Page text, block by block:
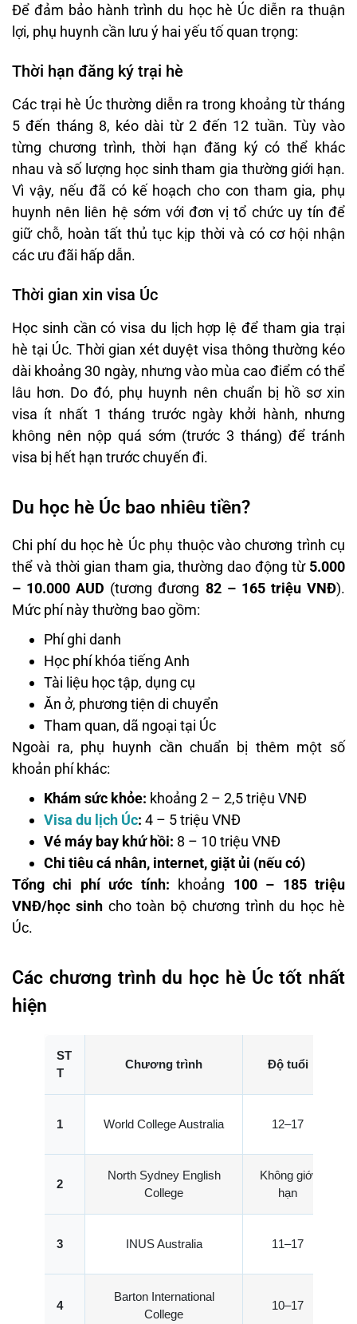
Để đảm bảo hành trình du học hè Úc diễn ra thuận
lợi, phụ huynh cần lưu ý hai yếu tố quan trọng:
Thời hạn đăng ký trại hè
Các trại hè Úc thường diễn ra trong khoảng từ tháng
5 đến tháng 8, kéo dài từ 2 đến 12 tuần. Tùy vào
từng chương trình, thời hạn đăng ký có thể khác
nhau và số lượng học sinh tham gia thường giới hạn.
Vì vậy, nếu đã có kế hoạch cho con tham gia, phụ
huynh nên liên hệ sớm với đơn vị tổ chức uy tín để
giữ chỗ, hoàn tất thủ tục kịp thời và có cơ hội nhận
các ưu đãi hấp dẫn.
Thời gian xin visa Úc
Học sinh cần có visa du lịch hợp lệ để tham gia trại
hè tại Úc. Thời gian xét duyệt visa thông thường kéo
dài khoảng 30 ngày, nhưng vào mùa cao điểm có thể
lâu hơn. Do đó, phụ huynh nên chuẩn bị hồ sơ xin
visa ít nhất 1 tháng trước ngày khởi hành, nhưng
không nên nộp quá sớm (trước 3 tháng) để tránh
visa bị hết hạn trước chuyến đi.
Du học hè Úc bao nhiêu tiền?
Chi phí du học hè Úc phụ thuộc vào chương trình cụ
thể và thời gian tham gia, thường dao động từ 5.000
– 10.000 AUD (tương đương 82 – 165 triệu VNĐ).
Mức phí này thường bao gồm:
Phí ghi danh
Học phí khóa tiếng Anh
Tài liệu học tập, dụng cụ
Ăn ở, phương tiện di chuyển
Tham quan, dã ngoại tại Úc
Ngoài ra, phụ huynh cần chuẩn bị thêm một số
khoản phí khác:
Khám sức khỏe: khoảng 2 – 2,5 triệu VNĐ
Visa du lịch Úc: 4 – 5 triệu VNĐ
Vé máy bay khứ hồi: 8 – 10 triệu VNĐ
Chi tiêu cá nhân, internet, giặt ủi (nếu có)
Tổng chi phí ước tính: khoảng 100 – 185 triệu
VNĐ/học sinhcho toàn bộ chương trình du học hè
Úc.
Các chương trình du học hè Úc tốt nhất
hiện
ST
T
Chương trình Độ tuổi
1 World College Australia 12–17
2
North Sydney English
College
Không giới
hạn
3 INUS Australia 11–17
4
Barton International
College
10–17